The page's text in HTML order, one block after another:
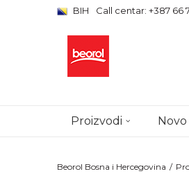
BIH Call centar: +387 66
Proizvodi
Beorol Bosna i Hercegovina